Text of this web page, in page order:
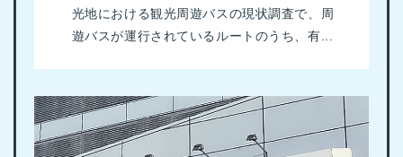
光地における観光周遊バスの現状調査で、周
遊バスが運行されているルートのうち、有...